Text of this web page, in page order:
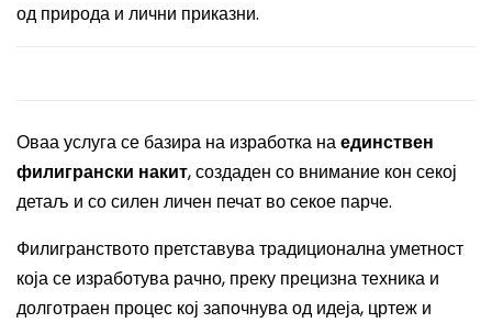
од природа и лични приказни.
Оваа услуга се базира на изработка наединствен
филигрански накит, создаден со внимание кон секој
детаљ и со силен личен печат во секое парче.
Филигранството претставува традиционална уметност
која се изработува рачно, преку прецизна техника и
долготраен процес кој започнува од идеја, цртеж и